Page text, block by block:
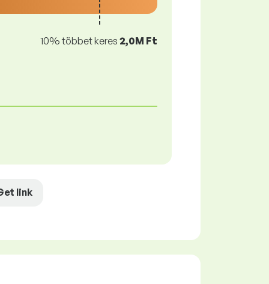
10% többet keres 2,0M Ft
link